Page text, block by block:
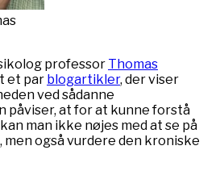
professor Thomas
et par blogartikler, der viser
ved sådanne
påviser, at for at kunne forstå
man ikke nøjes med at se på
også vurdere den kroniske